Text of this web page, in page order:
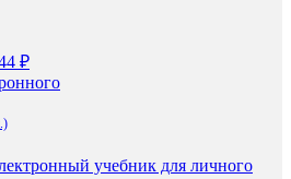
₽
учебник для личного